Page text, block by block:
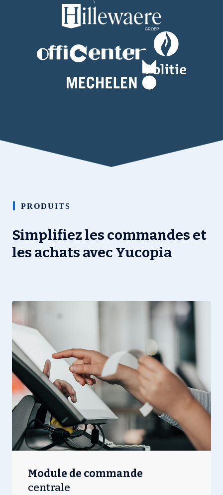
PRODUITS
Simplifiez les commandes et
les achats avec Yucopia
Module de commande
centrale